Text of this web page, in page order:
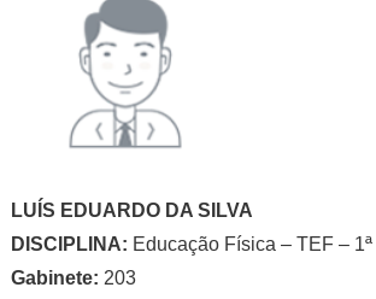
LUÍS EDUARDO DA SILVA
DISCIPLINA: Educação Física – TEF –
Gabinete: 203